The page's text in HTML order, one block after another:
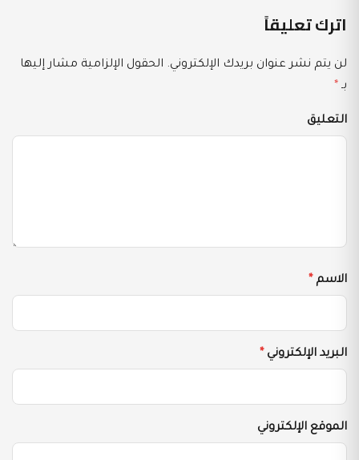
اترك تعليقاً
لن يتم نشر عنوان بريدك الإلكتروني. الحقول الإلزامية مشار إليها
بـ *
التعليق
الاسم*
البريد الإلكتروني*
الموقع الإلكتروني